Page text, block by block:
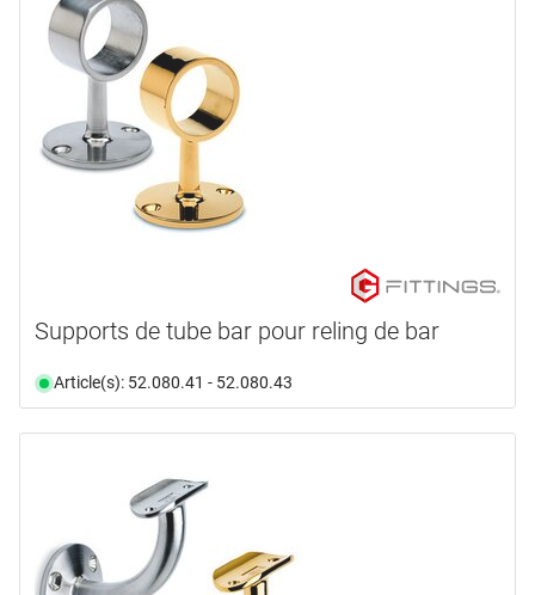
Supports de tube bar pour reling de bar
Article(s): 52.080.41 - 52.080.43